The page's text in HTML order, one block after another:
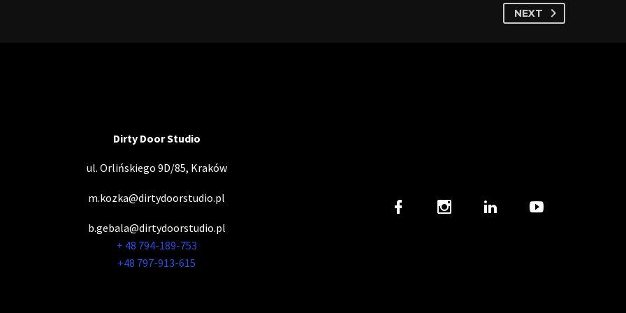
NEXT
Dirty Door Studio
ul. Orlińskiego 9D/85, Kraków
m.kozka@dirtydoorstudio.pl
b.gebala@dirtydoorstudio.pl
+ 48 794-189-753
+48 797-913-615

 
 
 
